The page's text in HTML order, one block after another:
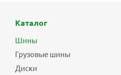
Каталог
Шины
Грузовые шины
Диски